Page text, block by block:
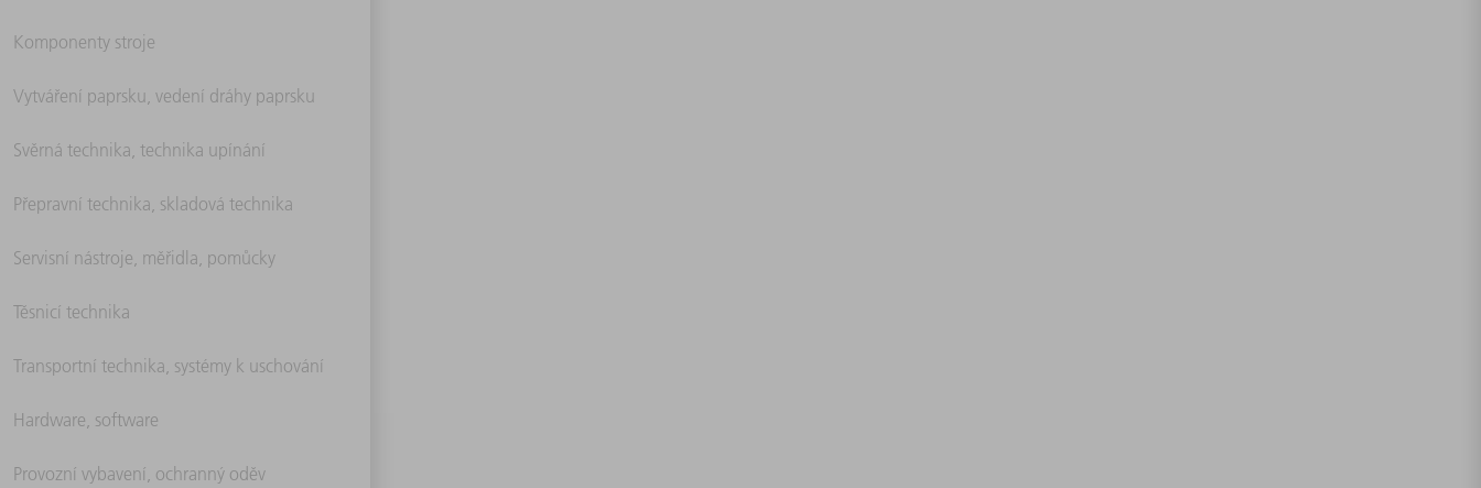
Komponenty stroje
Vytváření paprsku, vedení dráhy paprsku
Svěrná technika, technika upínání
Přepravní technika, skladová technika
Servisní nástroje, měřidla, pomůcky
Těsnicí technika
Transportní technika, systémy k uschování
Hardware, software
Provozní vybavení, ochranný oděv